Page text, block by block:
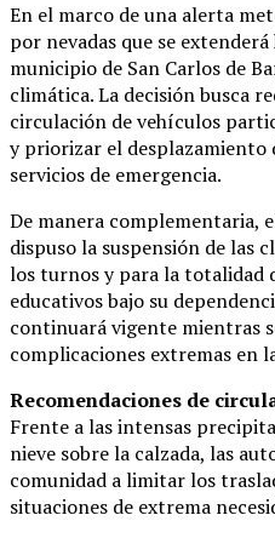
En el marco de una alerta
por nevadas que se
municipio de San Carlos de
climática. La decisión busca
circulación de vehículos
y priorizar el desplazamiento
servicios de emergencia.
De manera complementaria,
dispuso la suspensión de las
los turnos y para la totalidad
educativos bajo su
continuará vigente mientras
complicaciones extremas en
Recomendaciones de
Frente a las intensas
nieve sobre la calzada, las
comunidad a limitar los
situaciones de extrema